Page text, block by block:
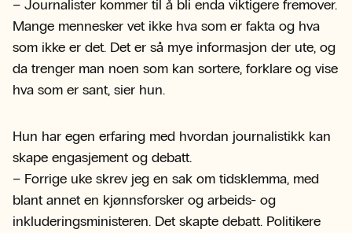
– Journalister kommer til å bli enda viktigere fremover.
Mange mennesker vet ikke hva som er fakta og hva
som ikke er det. Det er så mye informasjon der ute, og
da trenger man noen som kan sortere, forklare og vise
hva som er sant, sier hun.
Hun har egen erfaring med hvordan journalistikk kan
skape engasjement og debatt.
– Forrige uke skrev jeg en sak om tidsklemma, med
blant annet en kjønnsforsker og arbeids- og
inkluderingsministeren. Det skapte debatt. Politikere